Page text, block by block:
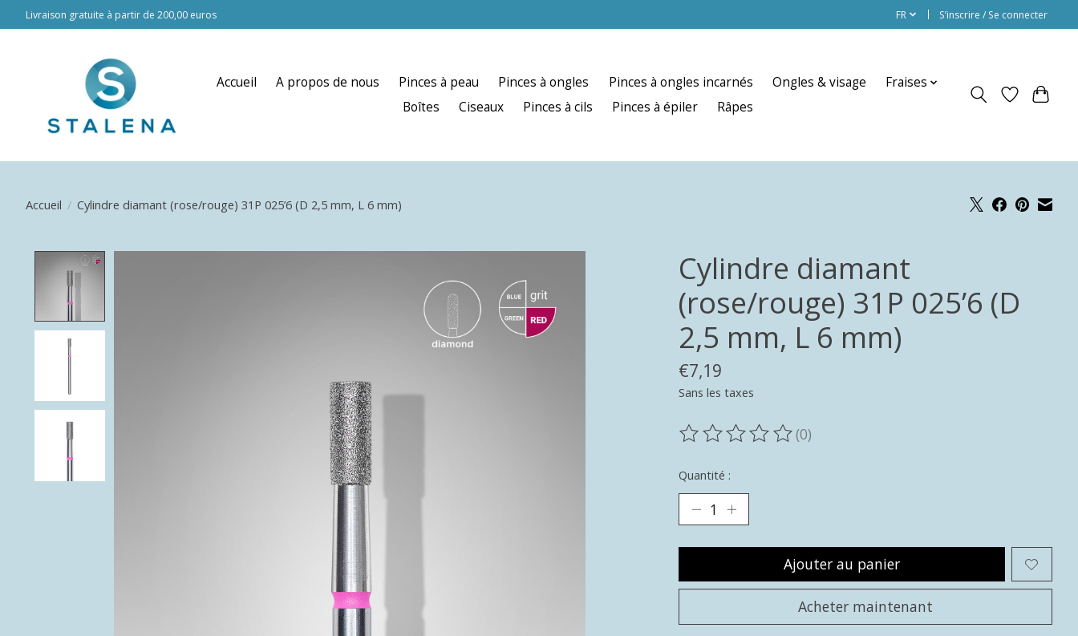
Livraison gratuite à partir de 200,00 euros FR S’inscrire / Se connecter
Accueil A propos de nous Pinces à peau Pinces à ongles Pinces à ongles incarnés Ongles & visage
Fraises
Boîtes
Ciseaux Pinces à cils Pinces à épiler Râpes
Accueil / Cylindre diamant (rose/rouge) 31P 025’6 (D 2,5 mm, L 6 mm)
Cylindre diamant
(rose/rouge) 31P 025’6 (D
2,5 mm, L 6 mm)
€7,19
Sans les taxes
Ce produit est évalué à
(0)
Quantité :
Ajouter au panier
Acheter maintenant